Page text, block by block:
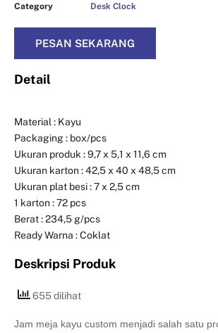
Category
Desk Clock
PESAN SEKARANG
Detail
Material : Kayu
Packaging : box/pcs
Ukuran produk : 9,7 x 5,1 x 11,6 cm
Ukuran karton : 42,5 x 40 x 48,5 cm
Ukuran plat besi : 7 x 2,5 cm
1 karton : 72 pcs
Berat : 234,5 g/pcs
Ready Warna : Coklat
Deskripsi Produk
655 dilihat
Jam meja kayu custom menjadi salah satu